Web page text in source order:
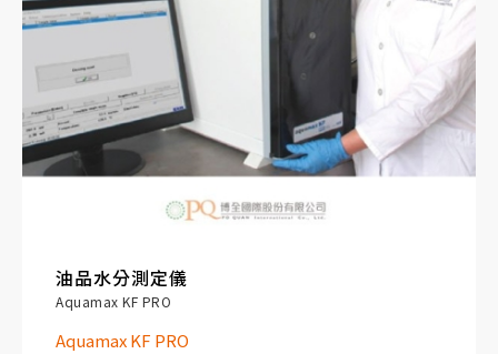
油品水分測定儀
Aquamax KF PRO
Aquamax KF PRO